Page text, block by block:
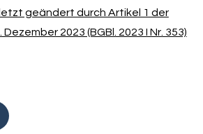
geändert durch Artikel 1 der
2023 (BGBl. 2023 I Nr. 353)